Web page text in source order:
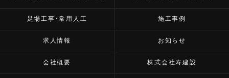
足場工事･常用人工 施工事例
求人情報 お知らせ
会社概要 株式会社寿建設